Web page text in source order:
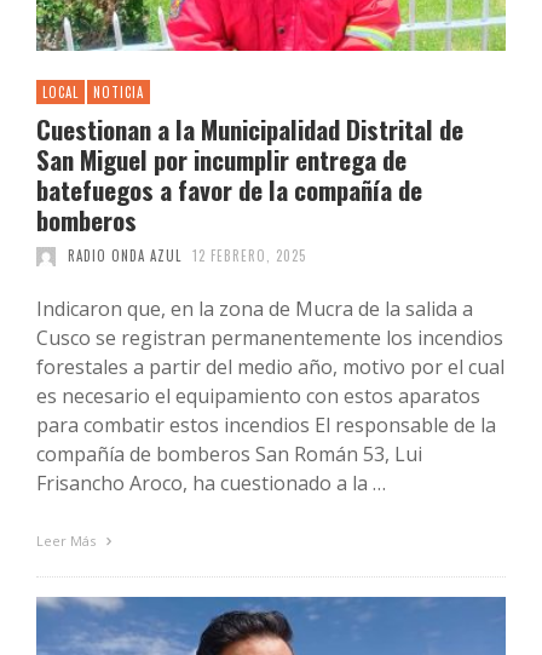
LOCAL NOTICIA
Cuestionan a la Municipalidad Distrital de
San Miguel por incumplir entrega de
batefuegos a favor de la compañía de
bomberos
RADIO ONDA AZUL 12 FEBRERO, 2025
Indicaron que, en la zona de Mucra de la salida a
Cusco se registran permanentemente los incendios
forestales a partir del medio año, motivo por el cual
es necesario el equipamiento con estos aparatos
para combatir estos incendios El responsable de la
compañía de bomberos San Román 53, Lui
Frisancho Aroco, ha cuestionado a la …
Leer Más